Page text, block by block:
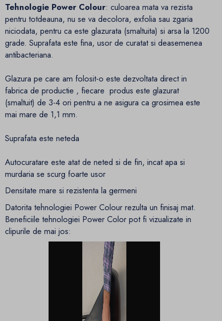
Tehnologie Power Colour: culoarea mata va rezista
pentru totdeauna, nu se va decolora, exfolia sau zgaria
niciodata, pentru ca este glazurata (smaltuita) si arsa la 1200
grade. Suprafata este fina, usor de curatat si deasemenea
antibacteriana.
Glazura pe care am folosit-o este dezvoltata direct in
fabrica de productie , fiecare produs este glazurat
(smaltuit) de 3-4 ori pentru a ne asigura ca grosimea este
mai mare de 1,1 mm.
Suprafata este neteda
Autocuratare este atat de neted si de fin, incat apa si
murdaria se scurg foarte usor
Densitate mare si rezistenta la germeni
Datorita tehnologiei Power Colour rezulta un finisaj mat.
Beneficiile tehnologiei Power Color pot fi vizualizate in
clipurile de mai jos: